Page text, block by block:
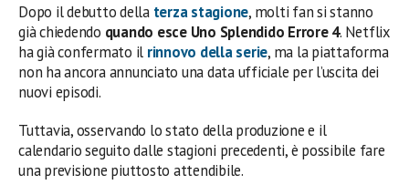
Dopo il debutto della terza stagione, molti fan si stanno
già chiedendo quando esce Uno Splendido Errore 4. Netflix
ha già confermato il rinnovo della serie, ma la piattaforma
non ha ancora annunciato una data ufficiale per l’uscita dei
nuovi episodi.
Tuttavia, osservando lo stato della produzione e il
calendario seguito dalle stagioni precedenti, è possibile fare
una previsione piuttosto attendibile.